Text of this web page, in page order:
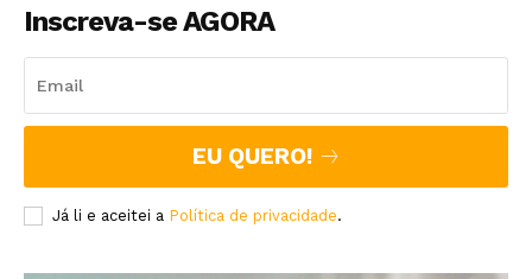
Inscreva-se AGORA
EU QUERO!
Já li e aceitei a Política de privacidade.